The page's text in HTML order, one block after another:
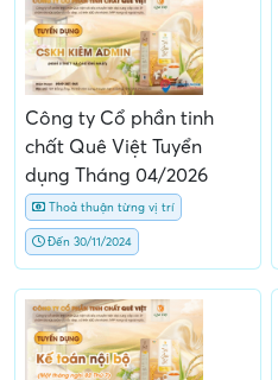
Công ty Cổ phần tinh
chất Quê Việt Tuyển
dụng Tháng 04/2026
Thoả thuận từng vị trí
Đến 30/11/2024